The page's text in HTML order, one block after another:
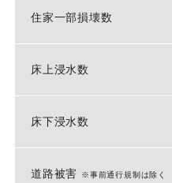
住家一部損壊数
床上浸水数
床下浸水数
道路被害 ※事前通行規制は除く